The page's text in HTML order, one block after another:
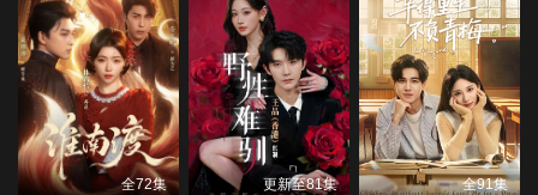
46 47 48
49 50 51
52 53 54
全72集 更新至81集 全91集